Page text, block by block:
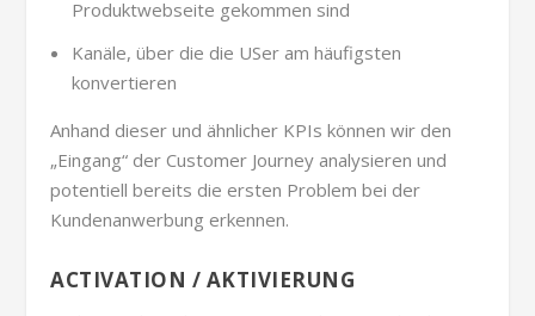
Produktwebseite gekommen sind
Kanäle, über die die USer am häufigsten
konvertieren
Anhand dieser und ähnlicher KPIs können wir den
„Eingang“ der Customer Journey analysieren und
potentiell bereits die ersten Problem bei der
Kundenanwerbung erkennen.
ACTIVATION / AKTIVIERUNG